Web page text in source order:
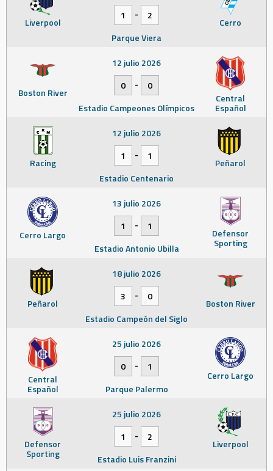
Liverpool Cerro
1
-
2
Parque Viera
Boston River Central
Español
12 julio 2026
0
-
0
Estadio Campeones Olímpicos
Racing Peñarol
12 julio 2026
1
-
1
Estadio Centenario
Cerro Largo Defensor
Sporting
13 julio 2026
1
-
1
Estadio Antonio Ubilla
Peñarol Boston River
18 julio 2026
3
-
0
Estadio Campeón del Siglo
Central
Español
Cerro Largo
25 julio 2026
0
-
1
Parque Palermo
Defensor
Sporting
Liverpool
25 julio 2026
1
-
2
Estadio Luis Franzini